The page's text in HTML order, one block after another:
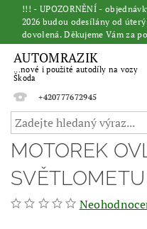
!!! - UPOZORNĚNÍ -
2026 budou odesílány od
dovolená. Děkujeme Vám za
AUTOMRAZIK
...nové i použité autodíly na vozy
Škoda
+420777672945
MOTOREK